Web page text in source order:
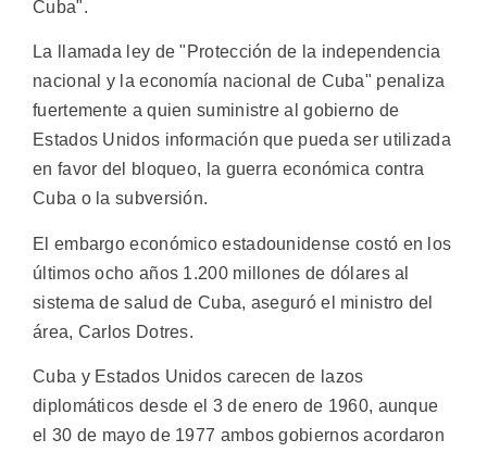
Cuba".
La llamada ley de "Protección de la independencia
nacional y la economía nacional de Cuba" penaliza
fuertemente a quien suministre al gobierno de
Estados Unidos información que pueda ser utilizada
en favor del bloqueo, la guerra económica contra
Cuba o la subversión.
El embargo económico estadounidense costó en los
últimos ocho años 1.200 millones de dólares al
sistema de salud de Cuba, aseguró el ministro del
área, Carlos Dotres.
Cuba y Estados Unidos carecen de lazos
diplomáticos desde el 3 de enero de 1960, aunque
el 30 de mayo de 1977 ambos gobiernos acordaron